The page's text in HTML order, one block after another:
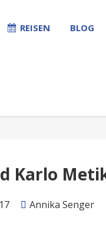
REISEN BLOG
Karlo
Annika Senger